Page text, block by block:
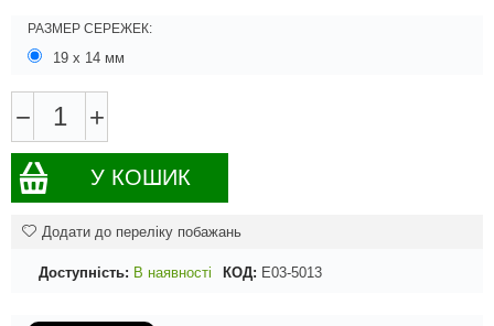
РАЗМЕР СЕРЕЖЕК:
19 х 14 мм
− +
У КОШИК
Додати до переліку побажань
Доступність: В наявності КОД: E03-5013